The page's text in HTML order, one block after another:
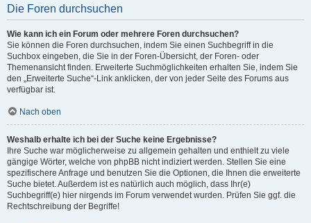
Die Foren durchsuchen
Wie kann ich ein Forum oder mehrere Foren durchsuchen?
Sie können die Foren durchsuchen, indem Sie einen Suchbegriff in die
Suchbox eingeben, die Sie in der Foren-Übersicht, der Foren- oder
Themenansicht finden. Erweiterte Suchmöglichkeiten erhalten Sie, indem Sie
den „Erweiterte Suche“-Link anklicken, der von jeder Seite des Forums aus
verfügbar ist.
Nach oben
Weshalb erhalte ich bei der Suche keine Ergebnisse?
Ihre Suche war möglicherweise zu allgemein gehalten und enthielt zu viele
gängige Wörter, welche von phpBB nicht indiziert werden. Stellen Sie eine
spezifischere Anfrage und benutzen Sie die Optionen, die Ihnen die erweiterte
Suche bietet. Außerdem ist es natürlich auch möglich, dass Ihr(e)
Suchbegriff(e) hier nirgends im Forum verwendet wurden. Prüfen Sie ggf. die
Rechtschreibung der Begriffe!